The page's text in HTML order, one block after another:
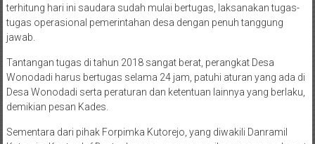
terhitung hari ini saudara sudah mulai bertugas, laksanakan tugas-
tugas operasional pemerintahan desa dengan penuh tanggung
jawab.
Tantangan tugas di tahun 2018 sangat berat, perangkat Desa
Wonodadi harus bertugas selama 24 jam, patuhi aturan yang ada di
Desa Wonodadi serta peraturan dan ketentuan lainnya yang berlaku,
demikian pesan Kades.
Sementara dari pihak Forpimka Kutorejo, yang diwakili Danramil